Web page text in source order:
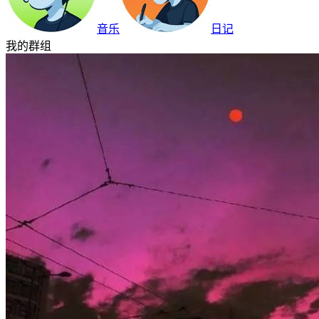
音乐
日记
我的群组